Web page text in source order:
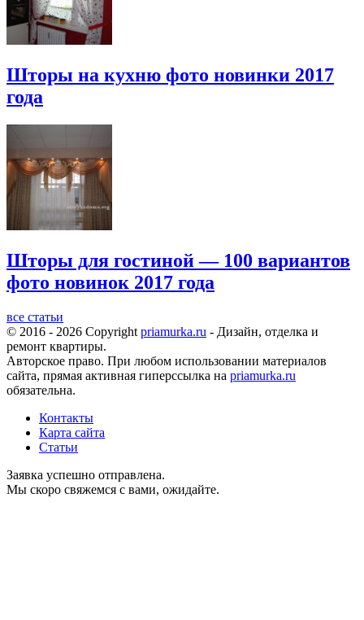
Шторы на кухню фото новинки 2017
года
Шторы для гостиной — 100 вариантов
фото новинок 2017 года
все статьи
© 2016 - 2026 Copyright priamurka.ru - Дизайн, отделка и
ремонт квартиры.
Авторское право. При любом использовании материалов
сайта, прямая активная гиперссылка на priamurka.ru
обязательна.
Контакты
Карта сайта
Статьи
Заявка успешно отправлена.
Мы скоро свяжемся с вами, ожидайте.